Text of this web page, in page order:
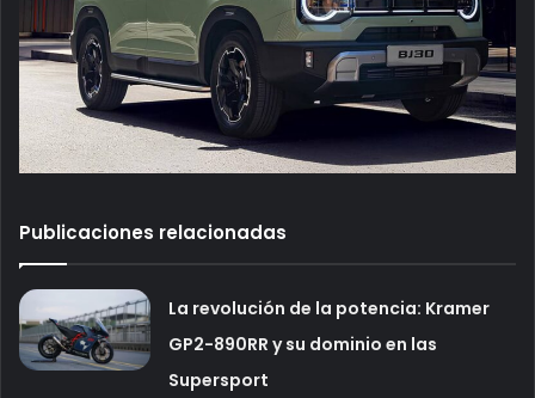
Publicaciones relacionadas
La revolución de la potencia: Kramer
GP2-890RR y su dominio en las
Supersport